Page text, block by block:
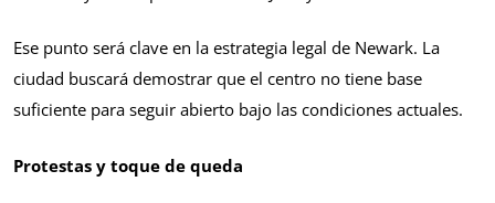
Ese punto será clave en la estrategia legal de Newark. La
ciudad buscará demostrar que el centro no tiene base
suficiente para seguir abierto bajo las condiciones actuales.
Protestas y toque de queda